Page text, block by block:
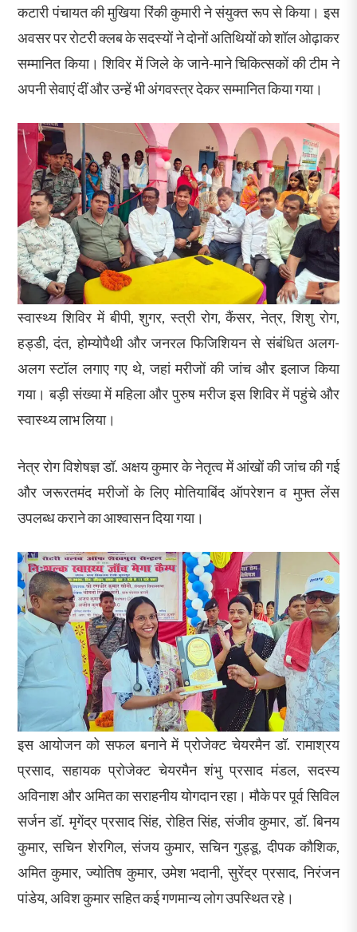
कटारी पंचायत की मुखिया रिंकी कुमारी ने संयुक्त रूप से किया। इस
अवसर पर रोटरी क्लब के सदस्यों ने दोनों अतिथियों को शॉल ओढ़ाकर
सम्मानित किया। शिविर में जिले के जाने-माने चिकित्सकों की टीम ने
अपनी सेवाएं दीं और उन्हें भी अंगवस्त्र देकर सम्मानित किया गया।
स्वास्थ्य शिविर में बीपी, शुगर, स्त्री रोग, कैंसर, नेत्र, शिशु रोग,
हड्डी, दंत, होम्योपैथी और जनरल फिजिशियन से संबंधित अलग-
अलग स्टॉल लगाए गए थे, जहां मरीजों की जांच और इलाज किया
गया। बड़ी संख्या में महिला और पुरुष मरीज इस शिविर में पहुंचे और
स्वास्थ्य लाभ लिया।
नेत्र रोग विशेषज्ञ डॉ. अक्षय कुमार के नेतृत्व में आंखों की जांच की गई
और जरूरतमंद मरीजों के लिए मोतियाबिंद ऑपरेशन व मुफ्त लेंस
उपलब्ध कराने का आश्वासन दिया गया।
इस आयोजन को सफल बनाने में प्रोजेक्ट चेयरमैन डॉ. रामाश्रय
प्रसाद, सहायक प्रोजेक्ट चेयरमैन शंभु प्रसाद मंडल, सदस्य
अविनाश और अमित का सराहनीय योगदान रहा। मौके पर पूर्व सिविल
सर्जन डॉ. मृगेंद्र प्रसाद सिंह, रोहित सिंह, संजीव कुमार, डॉ. बिनय
कुमार, सचिन शेरगिल, संजय कुमार, सचिन गुड्डू, दीपक कौशिक,
अमित कुमार, ज्योतिष कुमार, उमेश भदानी, सुरेंद्र प्रसाद, निरंजन
पांडेय, अविश कुमार सहित कई गणमान्य लोग उपस्थित रहे।